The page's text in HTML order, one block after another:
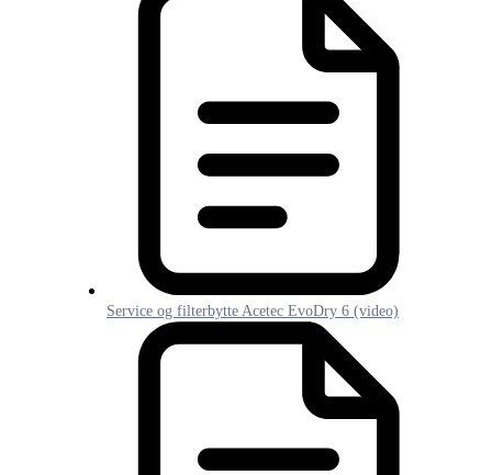
Service og filterbytte Acetec EvoDry 6 (video)